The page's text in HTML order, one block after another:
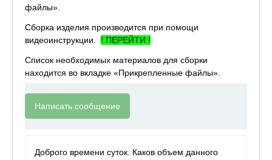
файлы».
Сборка изделия производится при помощи
видеоинструкции. ! ПЕРЕЙТИ !
Список необходимых материалов для сборки
находится во вкладке «Прикрепленные файлы».
Написать сообщение
Доброго времени суток. Каков объем данного